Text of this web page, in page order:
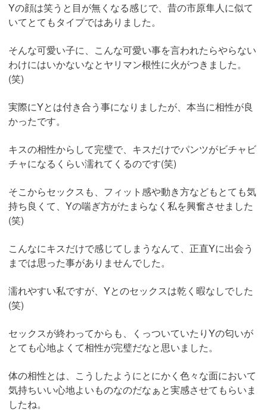
Yの顔は笑うと目が無くなる感じで、昔の市原隼人に似て
いてとてもタイプではありました。
そんな可愛い子に、こんな可愛い事を言われたらやらない
わけにはいかないなとヤリマン根性に火がつきました。
(笑)
実際にYとは付き合う事になりましたが、本当に相性が良
かったです。
キスの相性からして完璧で、キスだけでパンツがビチャビ
チャになるくらい濡れてくるのです(笑)
そこからセックスも、フィット感や動き方などもとても気
持ち良くて、Yの喘ぎ方がたまらなく私を興奮させました
(笑)
こんなにキスだけで感じてしまうなんて、正直Yに出会う
までは思った事がありませんでした。
濡れやすい私ですが、Yとのセックスは乾く暇なしでした
(笑)
セックスが終わってからも、くっついていたりYの匂いが
とても心地よくて相性が完璧だなと思いました。
体の相性とは、こうしたようにとにかく色々な面において
気持ちいい心地よいものなのだなぁと実感させてもらいま
したね。